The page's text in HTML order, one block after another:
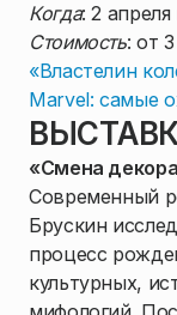
Когда: 2 апреля
Стоимость: от
«Властелин
Marvel: самые
«Смена
Современный
Брускин
процесс
культурных,